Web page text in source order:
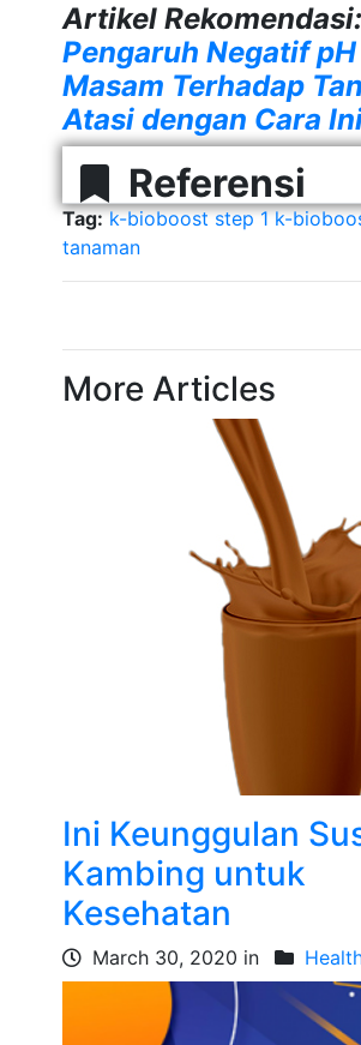
Artikel Rekomendasi:
Pengaruh Negatif pH
Masam Terhadap
Atasi dengan Cara
Referensi
Tag: k-bioboost step 1 k-
tanaman
More Articles
Ini Keunggulan
Kambing untuk
Kesehatan
March 30, 2020 in